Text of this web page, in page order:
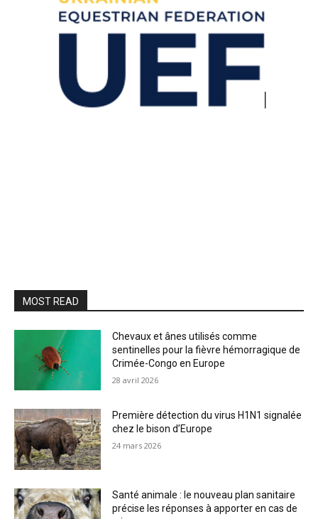
MOST READ
Chevaux et ânes utilisés comme
sentinelles pour la fièvre hémorragique de
Crimée-Congo en Europe
28 avril 2026
Première détection du virus H1N1 signalée
chez le bison d’Europe
24 mars 2026
Santé animale : le nouveau plan sanitaire
précise les réponses à apporter en cas de